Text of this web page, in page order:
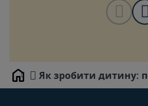
Home Як зробити дитину: